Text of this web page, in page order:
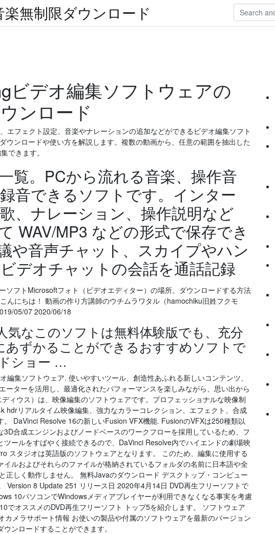
無制限ダウンロード
ビデオ編集ソフトウェアの
ンロード
エフェクト設定、音楽やナレーションの追加などができるビデオ編集ソフト
ウンロードや使い方を解説します。複数の動画から、任意の範囲を抽出した
できます。
覧。PCから流れる音楽、操作音
音できるソフトです。インター
、ナレーション、操作説明など
WAV/MP3 などの形式で保存でき
や音声チャット、スカイプやハン
デオチャットの会話を通話記録
ソフトMicrosoftフォト（ビデオエディター）の場所、ダウンロードする方法
んにちは！ 動画の作り方講師のウチムラワタル（hamochiku旧姓フクモ
05/07 2020/06/18
気なこのソフトは無料体験版でも、充分
あずかることができるおすすめソフトで
ショー …
編集ソフトウェア. 使いやすいツール、創造性あふれる新しいコンテンツ、
ーターを活用し、最適化されたパフォーマンスを楽しみながら、思い出から
ィウス）は、映像編集のソフトウェアです。プロフェッショナルな映像制
hdrリアルタイム映像編集、強力なカラーコレクション、エフェクト、合成
。 DaVinci Resolve 16の新しいFusion VFX機能. FusionのVFXは250種類以
合成エンジンおよびノードベースのワークフローを採用しているため、フ
ツールをすばやく接続できるので、DaVinci Resolve内でハイエンドの劇場映
スタジオは英語版のソフトウェアとなります。 このため、編集に使用する
イルおよびそれらのファイルが格納されているフォルダの名前に日本語や全
正しく動作しません。 無料Javaのダウンロード デスクトップ・コンピュー
Version 8 Update 251 リリース日 2020年4月14日 DVD再生フリーソフトで
10パソコンでWindowsメディアプレイヤーが利用できなくなる事実を考慮
でオススメのDVD再生フリーソフト トップ5を紹介します。 ソフトウェア
カメラサポート情報 お使いの製品や付属のソフトウェアを最新のバージョン
ンロードすることができます。